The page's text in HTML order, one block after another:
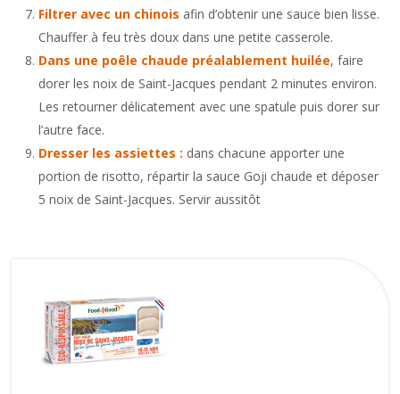
Filtrer avec un chinois afin d’obtenir une sauce bien lisse.
Chauffer à feu très doux dans une petite casserole.
Dans une poêle chaude préalablement huilée, faire
dorer les noix de Saint-Jacques pendant 2 minutes environ.
Les retourner délicatement avec une spatule puis dorer sur
l’autre face.
Dresser les assiettes : dans chacune apporter une
portion de risotto, répartir la sauce Goji chaude et déposer
5 noix de Saint-Jacques. Servir aussitôt